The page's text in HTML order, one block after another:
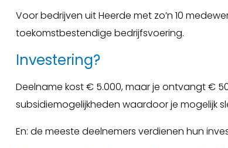
Voor bedrijven uit Heerde met zo’n 10
toekomstbestendige bedrijfsvoering.
Investering?
Deelname kost € 5.000, maar je ontvangt €
subsidiemogelijkheden waardoor je mogelijk
En: de meeste deelnemers verdienen hun